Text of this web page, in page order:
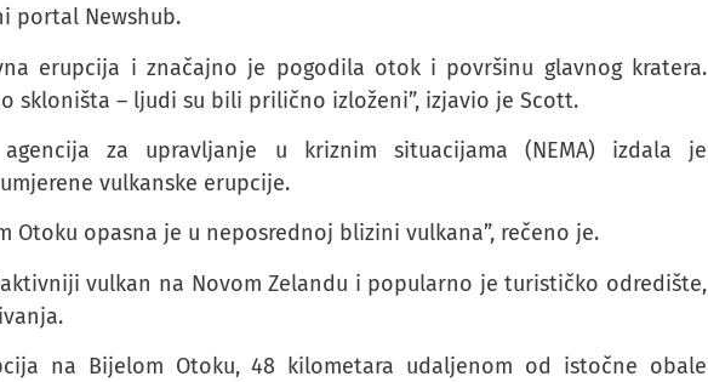
portal Newshub.
erupcija i značajno je pogodila otok i površinu glavnog kratera.
skloništa – ljudi su bili prilično izloženi”, izjavio je Scott.
agencija za upravljanje u kriznim situacijama (NEMA) izdala je
vulkanske erupcije.
Otoku opasna je u neposrednoj blizini vulkana”, rečeno je.
vulkan na Novom Zelandu i popularno je turističko odredište,
na Bijelom Otoku, 48 kilometara udaljenom od istočne obale